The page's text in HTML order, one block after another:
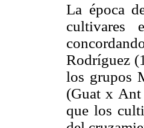
La época
cultivares
Rodríguez
los grupos
(Guat x Ant
que los